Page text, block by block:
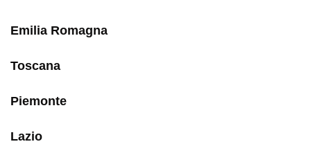
Emilia Romagna
Toscana
Piemonte
Lazio